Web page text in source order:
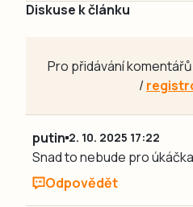
Diskuse k článku
Pro přidávání
/
putin 2. 10. 2025 17:22
Snad to nebude pro úkáčka
Odpovědět